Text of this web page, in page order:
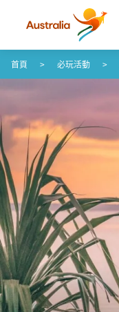
跳至內容
跳至頁尾導覽
首頁 必玩活動